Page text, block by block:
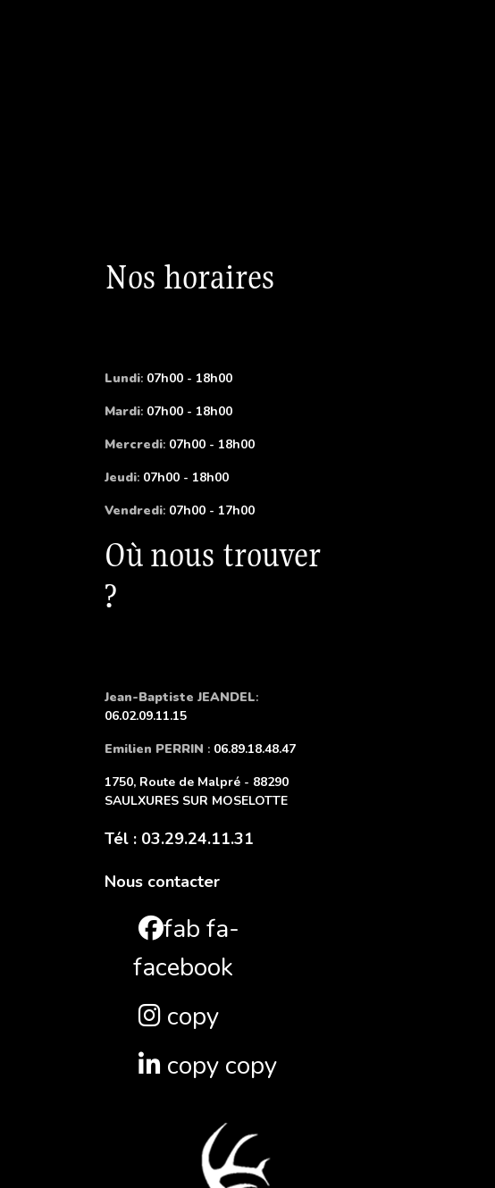
Nos horaires
Lundi: 07h00 - 18h00
Mardi: 07h00 - 18h00
Mercredi: 07h00 - 18h00
Jeudi: 07h00 - 18h00
Vendredi: 07h00 - 17h00
Où nous trouver
?
Jean-Baptiste JEANDEL:
06.02.09.11.15
Emilien PERRIN : 06.89.18.48.47
1750, Route de Malpré - 88290
SAULXURES SUR MOSELOTTE
Tél : 03.29.24.11.31
Nous contacter
fab fa-
facebook
copy
copy copy